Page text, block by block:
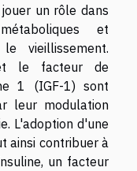
un rôle dans
et
vieillissement.
le facteur de
1 (IGF-1) sont
leur modulation
L'adoption d'une
ainsi contribuer à
un facteur